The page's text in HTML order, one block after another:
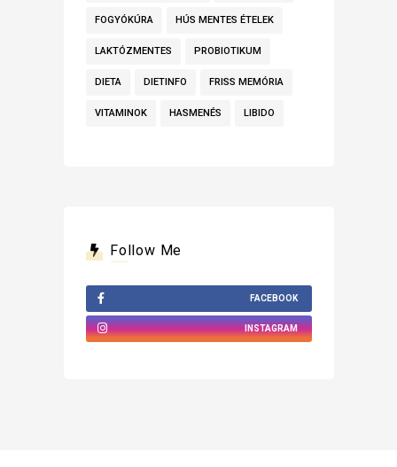
FOGYÓKÚRA HÚS MENTES ÉTELEK
LAKTÓZMENTES PROBIOTIKUM
DIETA DIETINFO FRISS MEMÓRIA
VITAMINOK HASMENÉS LIBIDO
Follow Me
FACEBOOK
INSTAGRAM